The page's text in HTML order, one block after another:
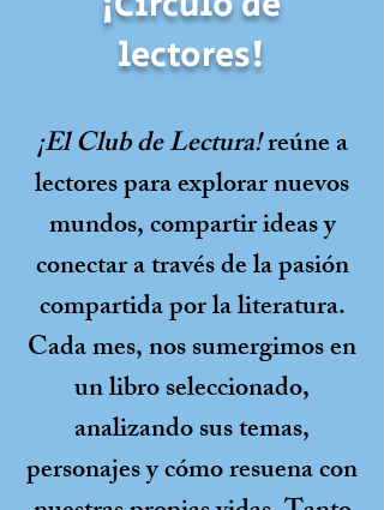
lectores!
¡El Club de Lectura!reúne a
lectores para explorar nuevos
mundos, compartir ideas y
conectar a través de la pasión
compartida por la literatura.
Cada mes, nos sumergimos en
un libro seleccionado,
analizando sus temas,
personajes y cómo resuena con